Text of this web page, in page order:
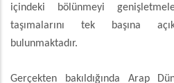
içindeki bölünmeyi
taşımalarını tek başına
bulunmaktadır.
Gerçekten bakıldığında Arap